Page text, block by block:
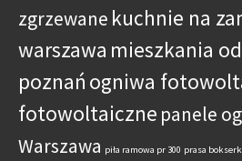
zgrzewane kuchnie na
warszawa mieszkania
poznań ogniwa
fotowoltaiczne panele
Warszawa piła ramowa pr 300 prasa